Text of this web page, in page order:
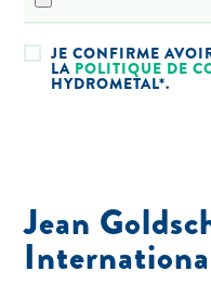
JE CONFIRME
LA POLITIQUE DE
HYDROMETAL*.
Jean